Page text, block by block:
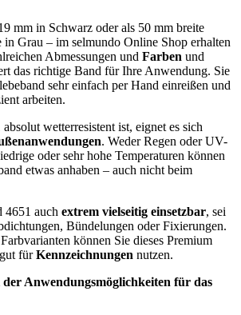
mm in Schwarz oder als 50 mm breite
in Grau – im selmundo Online Shop erhalten
Abmessungen und Farben und
das richtige Band für Ihre Anwendung. Sie
sehr einfach per Hand einreißen und
arbeiten.
wetterresistent ist, eignet es sich
. Weder Regen oder UV-
oder sehr hohe Temperaturen können
etwas anhaben – auch nicht beim
4651 auch extrem vielseitig einsetzbar, sei
Bündelungen oder Fixierungen.
können Sie dieses Premium
fürKennzeichnungen nutzen.
Anwendungsmöglichkeiten für das